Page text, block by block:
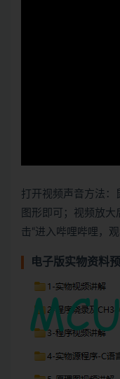
打开视频声音方法：
图形即可；视频放
击“进入哔哩哔哩，
电子版实物资料